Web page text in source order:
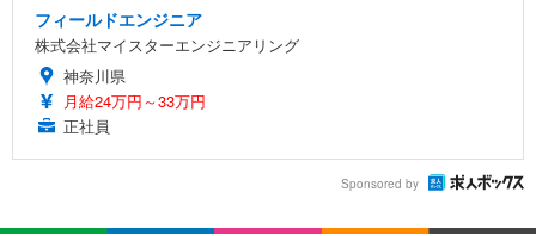
フィールドエンジニア
株式会社マイスターエンジニアリング
神奈川県
月給24万円～33万円
正社員
Sponsored by